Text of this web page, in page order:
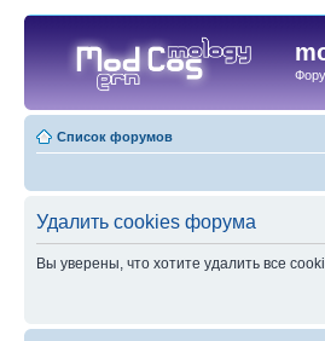
Список форумов
Удалить cookies форума
Вы уверены, что хотите удалить все